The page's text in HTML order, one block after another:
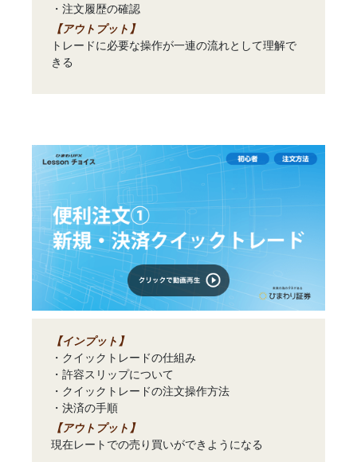
・注文履歴の確認
【アウトプット】
トレードに必要な操作が一連の流れとして理解で
きる
【インプット】
・クイックトレードの仕組み
・許容スリップについて
・クイックトレードの注文操作方法
・決済の手順
【アウトプット】
現在レートでの売り買いができようになる